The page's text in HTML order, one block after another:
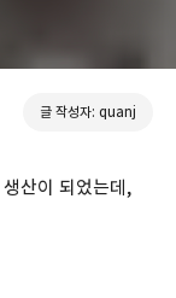
글 작성자: quanj
산이 되었는데,